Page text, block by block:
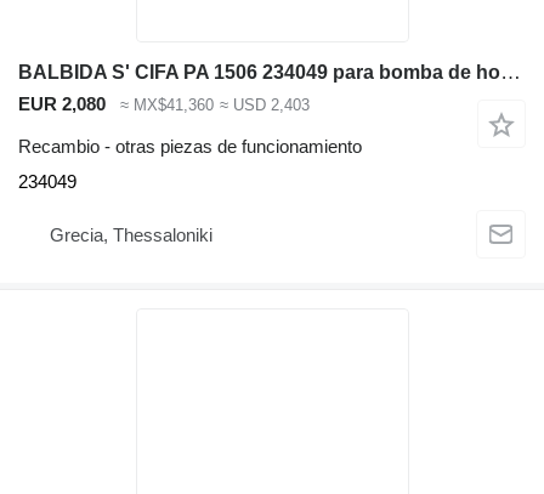
BALBIDA S' CIFA PA 1506 234049 para bomba de hormigón
EUR 2,080 ≈ MX$41,360 ≈ USD 2,403
Recambio - otras piezas de funcionamiento
234049
Grecia, Thessaloniki